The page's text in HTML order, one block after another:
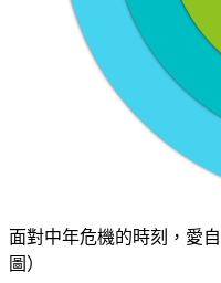
面對中年危機的時刻，愛
圖）